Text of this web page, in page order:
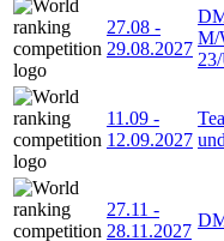
27.08 -
29.08.2027
M/
11.09 -
12.09.2027
27.11 -
28.11.2027